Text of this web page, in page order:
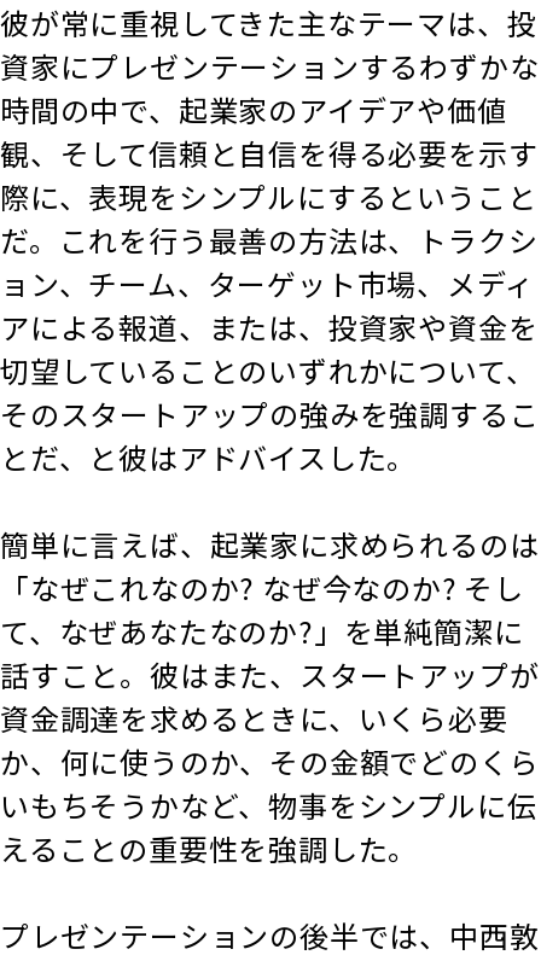
彼が常に重視してきた主なテーマは、投
資家にプレゼンテーションするわずかな
時間の中で、起業家のアイデアや価値
観、そして信頼と自信を得る必要を示す
際に、表現をシンプルにするということ
だ。これを行う最善の方法は、トラクシ
ョン、チーム、ターゲット市場、メディ
アによる報道、または、投資家や資金を
切望していることのいずれかについて、
そのスタートアップの強みを強調するこ
とだ、と彼はアドバイスした。
簡単に言えば、起業家に求められるのは
「なぜこれなのか? なぜ今なのか? そし
て、なぜあなたなのか?」を単純簡潔に
話すこと。彼はまた、スタートアップが
資金調達を求めるときに、いくら必要
か、何に使うのか、その金額でどのくら
いもちそうかなど、物事をシンプルに伝
えることの重要性を強調した。
プレゼンテーションの後半では、中西敦